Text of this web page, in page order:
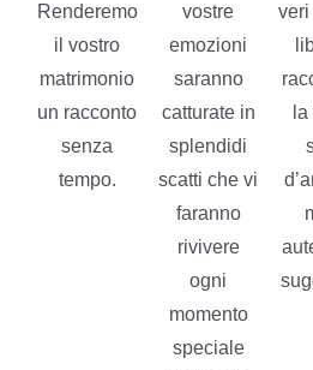
Renderemo
il vostro
matrimonio
un racconto
senza
tempo.
vostre
emozioni
saranno
catturate in
splendidi
scatti che vi
faranno
rivivere
ogni
momento
speciale
veri